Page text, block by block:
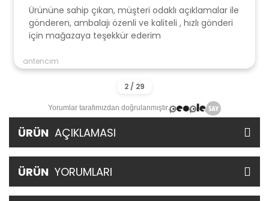
Ürününe sahip çıkan, müşteri odaklı açıklamalar ile
gönderen, ambalajı özenli ve kaliteli , hızlı gönderi
için mağazaya teşekkür ederim
antencim
Yorumlar tarafımızdan doğrulanmıştır.
ÜRÜN AÇIKLAMASI
ÜRÜN YORUMLARI